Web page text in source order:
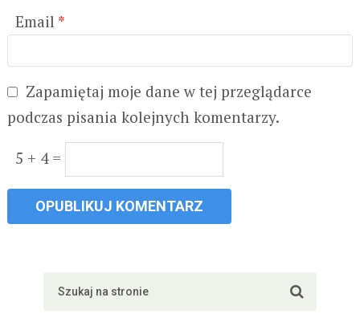
Email *
Zapamiętaj moje dane w tej przeglądarce
podczas pisania kolejnych komentarzy.
5 + 4 =